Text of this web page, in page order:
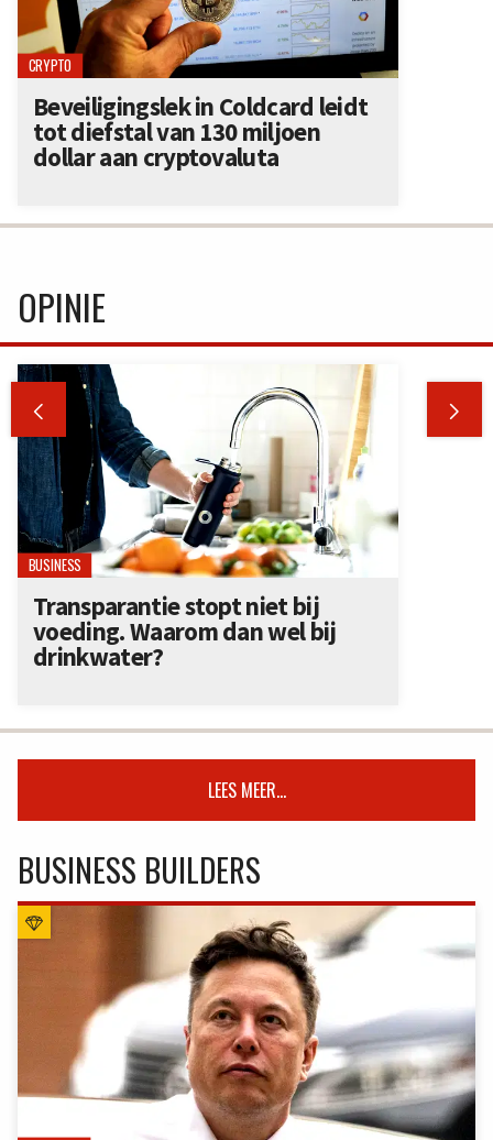
CRYPTO
Beveiligingslek in Coldcard leidt
tot diefstal van 130 miljoen
dollar aan cryptovaluta
OPINIE
 
BUSINESS
Transparantie stopt niet bij
voeding. Waarom dan wel bij
drinkwater?
LEES MEER...
BUSINESS BUILDERS